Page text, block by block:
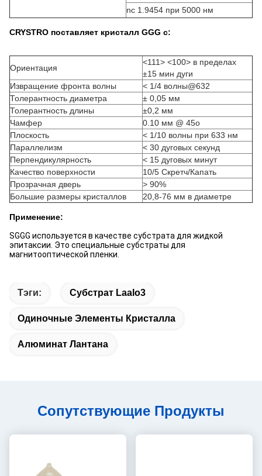
nc 1.9454 при 5000 нм
CRYSTRO поставляет кристалл GGG с:
Ориентация
<111> <100> в пределах
±15 мин дуги
Извращение фронта волны
< 1/4 волны@632
Толерантность диаметра
± 0,05 мм
Толерантность длины
±0,2 мм
Чамфер
0.10 мм @ 45o
Плоскость
< 1/10 волны при 633 нм
Параллелизм
< 30 дуговых секунд
Перпендикулярность
< 15 дуговых минут
Качество поверхности
10/5 Скретч/Капать
Прозрачная дверь
> 90%
Большие размеры кристаллов
20,8-76 мм в диаметре
Применение:
SGGG используется в качестве субстрата для жидкой
эпитаксии. Это специальные субстраты для
магнитооптической пленки.
Тэги: Субстрат Laalo3
Одиночные Элементы Кристалла
Алюминат Лантана
Сопутствующие Продукты